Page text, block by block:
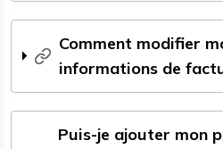
Comment modifier
informations de
Puis-je ajouter mon